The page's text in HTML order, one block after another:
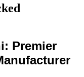
Premier